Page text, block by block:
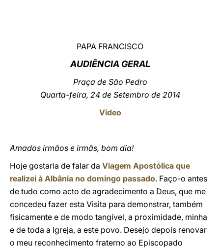
PAPA FRANCISCO
AUDIÊNCIA GERAL
Praça de São Pedro
Quarta-feira, 24 de Setembro de 2014
Vídeo
Amados irmãos e irmãs, bom dia!
Hoje gostaria de falar da Viagem Apostólica que
realizei à Albânia no domingo passado. Faço-o antes
de tudo como acto de agradecimento a Deus, que me
concedeu fazer esta Visita para demonstrar, também
fisicamente e de modo tangível, a proximidade, minha
e de toda a Igreja, a este povo. Desejo depois renovar
o meu reconhecimento fraterno ao Episcopado